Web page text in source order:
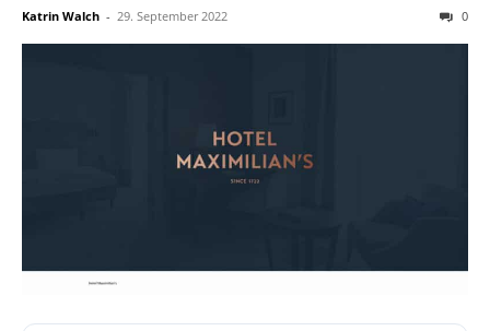
Katrin Walch - 29. September 2022 0